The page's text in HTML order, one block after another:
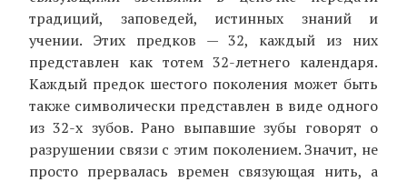
традиций, заповедей, истинных знаний и
учении. Этих предков — 32, каждый из них
представлен как тотем 32-летнего календаря.
Каждый предок шестого поколения может быть
также символически представлен в виде одного
из 32-х зубов. Рано выпавшие зубы говорят о
разрушении связи с этим поколением. Значит, не
просто прервалась времен связующая нить, а